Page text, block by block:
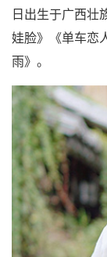
日出生于广西壮
娃脸》《单车恋
雨》。